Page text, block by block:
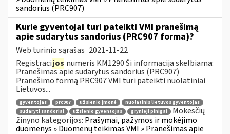
sandorius (PRC907)
Kurie gyventojai turi pateikti VMI pranešimą
apie sudarytus sandorius (PRC907 forma)?
Web turinio sąrašas 2021-11-22
Registracijos numeris KM1290 Ši informacija skelbiama:
Pranešimas apie sudarytus sandorius (PRC907)
Pranešimo formą PRC907 VMI turi pateikti nuolatiniai
Lietuvos...
gyventojas prc907 užsienio įmonė
nuolatinis lietuvos gyventojas
sudaryti sandoriai
užsienio gyventojas grynieji pinigai
Mokesčių
žinyno kategorijos: Prašymai, pažymos ir mokėjimo
duomenys » Duomenų teikimas VMI » Pranešimas apie